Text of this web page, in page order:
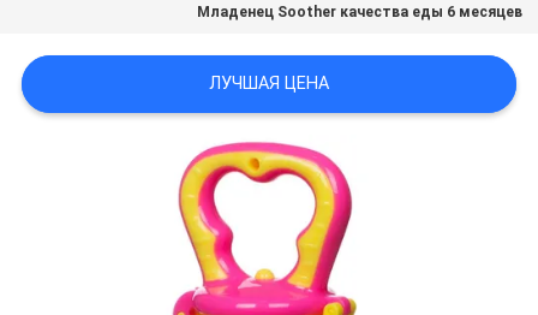
SHOPPING
Младенец Soother качества еды 6 месяцев
ЛУЧШАЯ ЦЕНА